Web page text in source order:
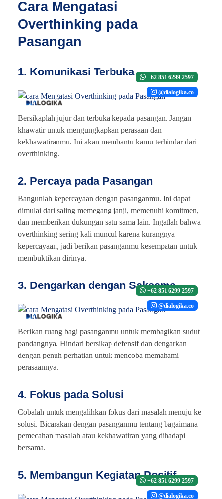
Cara Mengatasi
Overthinking pada
Pasangan
1. Komunikasi Terbuka +62 851 6299 2597
@dialogika.co
Bersikaplah jujur dan terbuka kepada pasangan. Jangan
khawatir untuk mengungkapkan perasaan dan
kekhawatiranmu. Ini akan membantu kamu terhindar dari
overthinking.
2. Percaya pada Pasangan
Bangunlah kepercayaan dengan pasanganmu. Ini dapat
dimulai dari saling memegang janji, memenuhi komitmen,
dan memberikan dukungan satu sama lain. Ingatlah bahwa
overthinking sering kali muncul karena kurangnya
kepercayaan, jadi berikan pasanganmu kesempatan untuk
membuktikan dirinya.
3. Dengarkan dengan Saksama
+62 851 6299 2597
@dialogika.co
Berikan ruang bagi pasanganmu untuk membagikan sudut
pandangnya. Hindari bersikap defensif dan dengarkan
dengan penuh perhatian untuk mencoba memahami
perasaannya.
4. Fokus pada Solusi
Cobalah untuk mengalihkan fokus dari masalah menuju ke
solusi. Bicarakan dengan pasanganmu tentang bagaimana
pemecahan masalah atau kekhawatiran yang dihadapi
bersama.
5. Membangun Kegiatan Positif
+62 851 6299 2597
@dialogika.co